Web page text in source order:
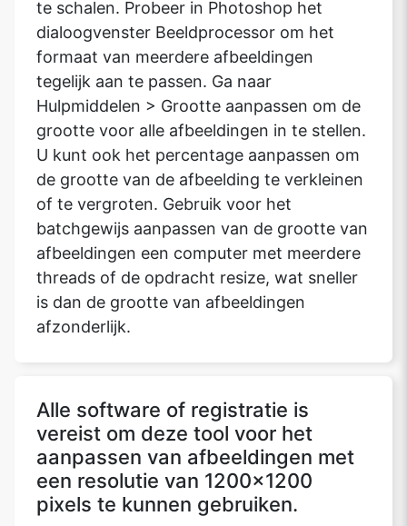
te schalen. Probeer in Photoshop het
dialoogvenster Beeldprocessor om het
formaat van meerdere afbeeldingen
tegelijk aan te passen. Ga naar
Hulpmiddelen > Grootte aanpassen om de
grootte voor alle afbeeldingen in te stellen.
U kunt ook het percentage aanpassen om
de grootte van de afbeelding te verkleinen
of te vergroten. Gebruik voor het
batchgewijs aanpassen van de grootte van
afbeeldingen een computer met meerdere
threads of de opdracht resize, wat sneller
is dan de grootte van afbeeldingen
afzonderlijk.
Alle software of registratie is
vereist om deze tool voor het
aanpassen van afbeeldingen met
een resolutie van 1200x1200
pixels te kunnen gebruiken.